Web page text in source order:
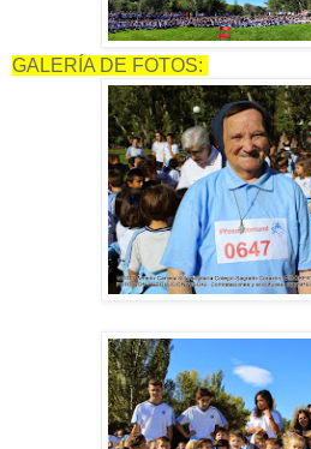
GALERÍA DE FOTOS: